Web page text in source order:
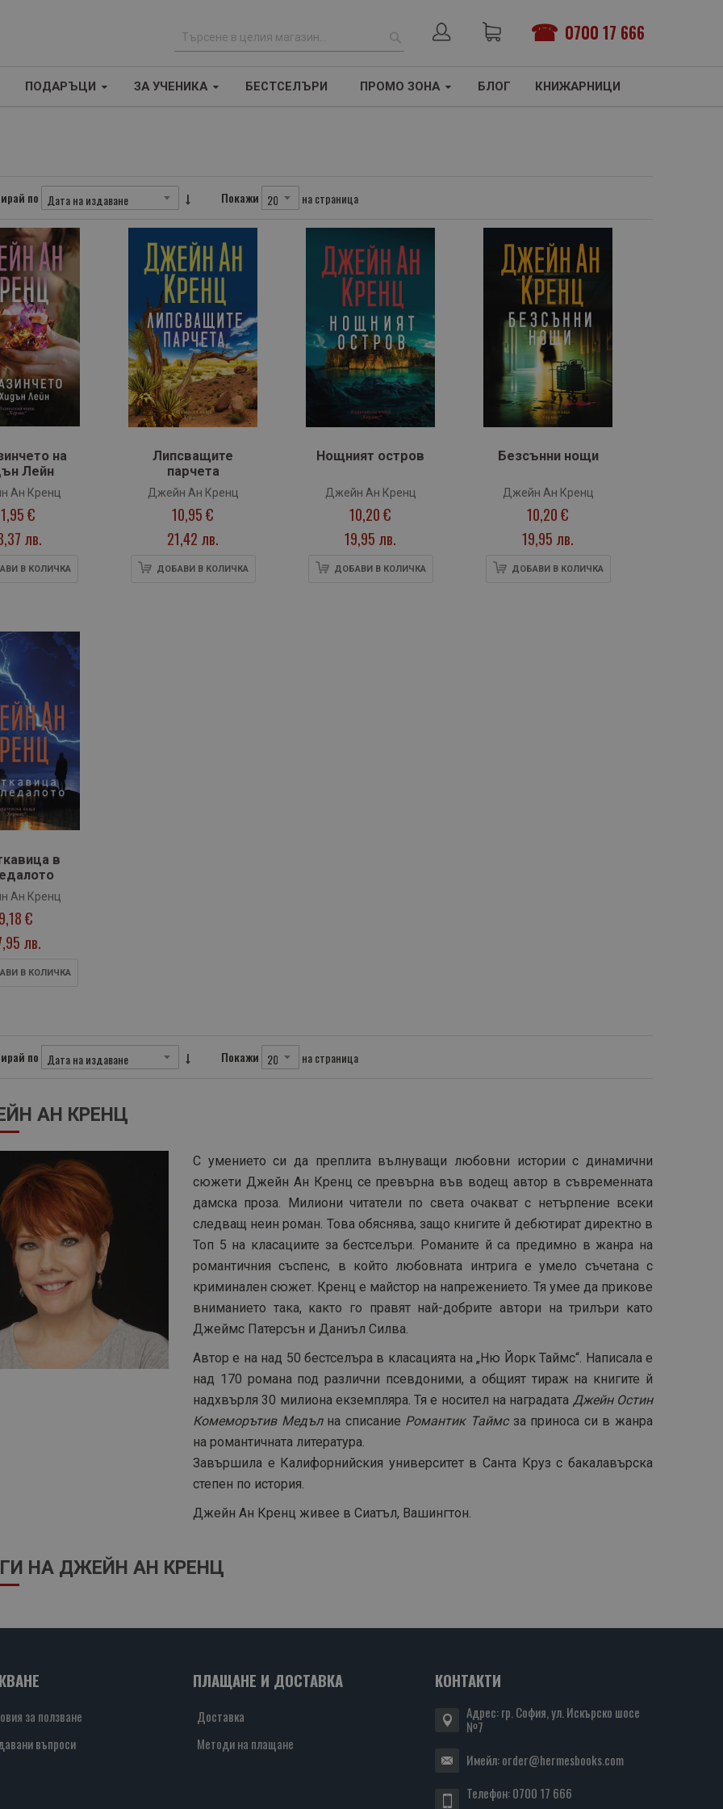
0700 17 666
р
ТЪРСЕНЕ
ПОДАРЪЦИ ЗА УЧЕНИКА БЕСТСЕЛЪРИ ПРОМО ЗОНА БЛОГ КНИЖАРНИЦИ
по Покажи на страница
на
Лейн
Ан Кренц
€
лв.
В КОЛИЧКА
Липсващите
парчета
Джейн Ан Кренц
10,95 €
21,42 лв.
ДОБАВИ В КОЛИЧКА
Нощният остров
Джейн Ан Кренц
10,20 €
19,95 лв.
ДОБАВИ В КОЛИЧКА
Безсънни нощи
Джейн Ан Кренц
10,20 €
19,95 лв.
ДОБАВИ В КОЛИЧКА
в
Ан Кренц
€
лв.
В КОЛИЧКА
по Покажи на страница
АН КРЕНЦ
С умението си да преплита вълнуващи любовни истории с динамични
сюжети Джейн Ан Кренц се превърна във водещ автор в съвременната
дамска проза. Милиони читатели по света очакват с нетърпение всеки
следващ неин роман. Това обяснява, защо книгите й дебютират директно в
Топ 5 на класациите за бестселъри. Романите й са предимно в жанра на
романтичния съспенс, в който любовната интрига е умело съчетана с
криминален сюжет. Кренц е майстор на напрежението. Тя умее да прикове
вниманието така, както го правят най-добрите автори на трилъри като
Джеймс Патерсън и Даниъл Силва.
Автор е на над 50 бестселъра в класацията на „Ню Йорк Таймс“. Написала е
над 170 романа под различни псевдоними, а общият тираж на книгите й
надхвърля 30 милиона екземпляра. Тя е носител на наградата Джейн Остин
Комеморътив Медъл на списание Романтик Таймс за приноса си в жанра
на романтичната литература.
Завършила е Калифорнийския университет в Санта Круз с бакалавърска
степен по история.
Джейн Ан Кренц живее в Сиатъл, Вашингтон.
НА ДЖЕЙН АН КРЕНЦ
за ползване
въпроси
ПЛАЩАНЕ И ДОСТАВКА
Доставка
Методи на плащане
КОНТАКТИ
Адрес: гр. София, ул. Искърско шосе
№7
Имейл:order@hermesbooks.com
Телефон:0700 17 666